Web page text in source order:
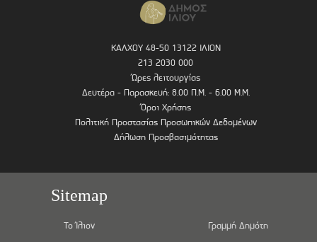
ΚΑΛΧΟΥ 48-50 13122 ΙΛΙΟΝ
213 2030 000
Ώρες λειτουργίας
Δευτέρα - Παρασκευή: 8.00 Π.Μ. - 6.00 Μ.Μ.
Όροι Χρήσης
Πολιτική Προστασίας Προσωπικών Δεδομένων
Δήλωση Προσβασιμότητας
Sitemap
Το Ίλιον Γραμμή Δημότη